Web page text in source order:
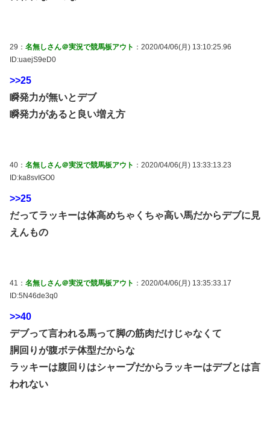
29： 名無しさん＠実況で競馬板アウト ：2020/04/06(月) 13:10:25.96
ID:uaejS9eD0
>>25
瞬発力が無いとデブ
瞬発力があると良い増え方
40： 名無しさん＠実況で競馬板アウト ：2020/04/06(月) 13:33:13.23
ID:ka8svIGO0
>>25
だってラッキーは体高めちゃくちゃ高い馬だからデブに見
えんもの
41： 名無しさん＠実況で競馬板アウト ：2020/04/06(月) 13:35:33.17
ID:5N46de3q0
>>40
デブって言われる馬って脚の筋肉だけじゃなくて
胴回りが腹ボテ体型だからな
ラッキーは腹回りはシャープだからラッキーはデブとは言
われない